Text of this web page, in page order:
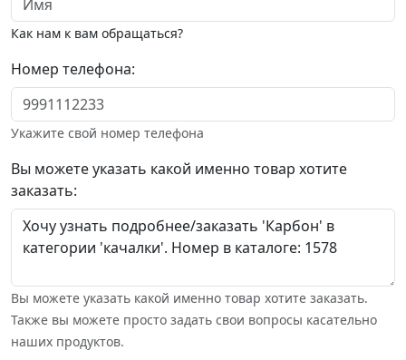
Как нам к вам обращаться?
Номер телефона:
Укажите свой номер телефона
Вы можете указать какой именно товар хотите
заказать:
Вы можете указать какой именно товар хотите заказать.
Также вы можете просто задать свои вопросы касательно
наших продуктов.